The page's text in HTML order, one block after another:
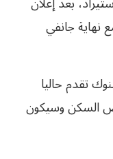
نهاية جانفي
تقدم حاليا
السكن وسيكون